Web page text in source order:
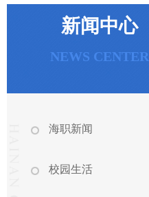
新闻中心
NEWS CENTER
海职新闻
校园生活